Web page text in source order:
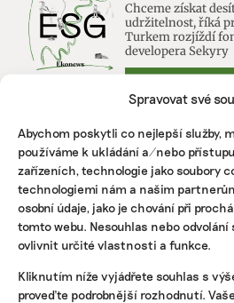
Spravovat své
Abychom poskytli co nejlepší služby,
používáme k ukládání a/nebo
zařízeních, technologie jako soubory
technologiemi nám a našim
osobní údaje, jako je chování při
tomto webu. Nesouhlas nebo
ovlivnit určité vlastnosti a funkce.
Kliknutím níže vyjádřete souhlas s
proveďte podrobnější rozhodnutí.
Chceme získat
udržitelnost, říká
Turkem rozjíždí
developera Sekyry
Přihlásit odběr
NEJZAJÍMAVĚJŠÍ
Ruce nás pálily a
popisuje
květinami z Afriky
Fotovoltaika na
však často